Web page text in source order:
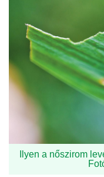
Ilyen a nőszirom